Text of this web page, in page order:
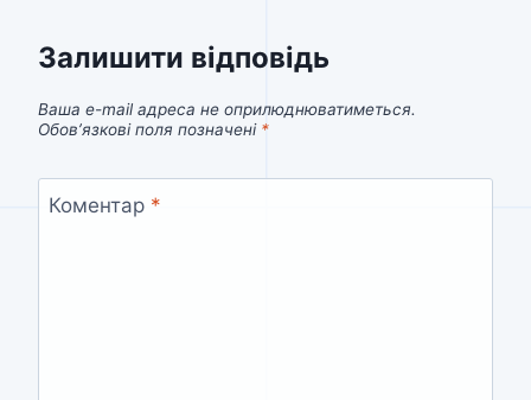
Залишити відповідь
Ваша e-mail адреса не оприлюднюватиметься.
Обов’язкові поля позначені *
Коментар *